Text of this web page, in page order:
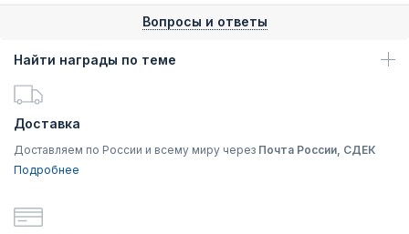
Вопросы и ответы
Найти награды по теме
Доставка
Доставляем по России и всему миру через Почта России, СДЕК
Подробнее